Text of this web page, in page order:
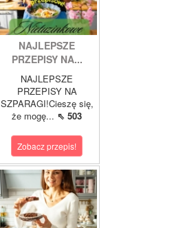
NAJLEPSZE
PRZEPISY NA...
NAJLEPSZE
PRZEPISY NA
SZPARAGI!Cieszę się,
że mogę... ⇖ 503
Zobacz przepis!